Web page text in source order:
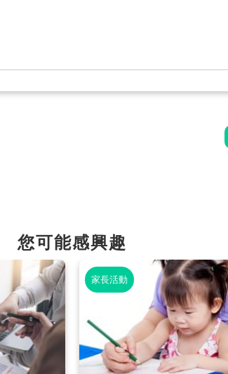
您可能感興趣
家長活動